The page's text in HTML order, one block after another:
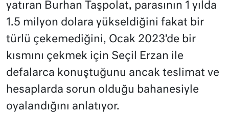
yatıran Burhan Taşpolat, parasının 1 yılda
1.5 milyon dolara yükseldiğini fakat bir
türlü çekemediğini, Ocak 2023’de bir
kısmını çekmek için Seçil Erzan ile
defalarca konuştuğunu ancak teslimat ve
hesaplarda sorun olduğu bahanesiyle
oyalandığını anlatıyor.